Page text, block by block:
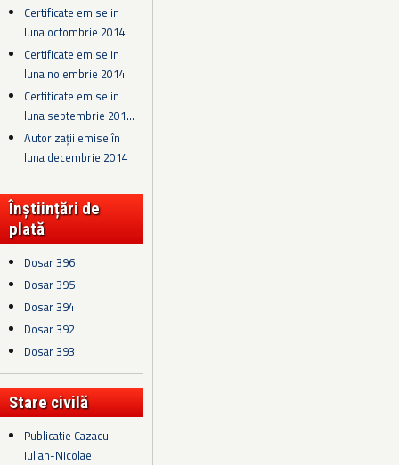
Certificate emise in
luna octombrie 2014
Certificate emise in
luna noiembrie 2014
Certificate emise in
luna septembrie 201...
Autorizații emise în
luna decembrie 2014
Înștiințări de
plată
Dosar 396
Dosar 395
Dosar 394
Dosar 392
Dosar 393
Stare civilă
Publicatie Cazacu
Iulian-Nicolae